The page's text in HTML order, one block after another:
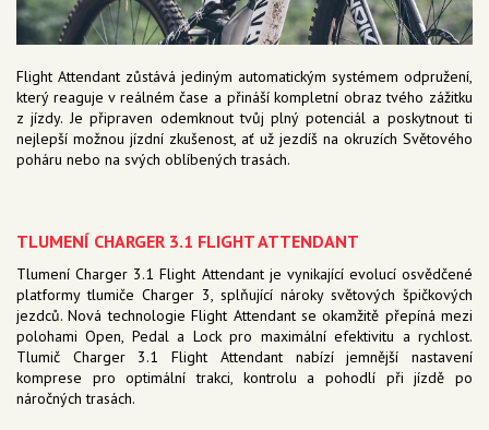
Flight Attendant zůstává jediným automatickým systémem odpružení,
který reaguje v reálném čase a přináší kompletní obraz tvého zážitku
z jízdy. Je připraven odemknout tvůj plný potenciál a poskytnout ti
nejlepší možnou jízdní zkušenost, ať už jezdíš na okruzích Světového
poháru nebo na svých oblíbených trasách.
TLUMENÍ CHARGER 3.1 FLIGHT ATTENDANT
Tlumení Charger 3.1 Flight Attendant je vynikající evolucí osvědčené
platformy tlumiče Charger 3, splňující nároky světových špičkových
jezdců. Nová technologie Flight Attendant se okamžitě přepíná mezi
polohami Open, Pedal a Lock pro maximální efektivitu a rychlost.
Tlumič Charger 3.1 Flight Attendant nabízí jemnější nastavení
komprese pro optimální trakci, kontrolu a pohodlí při jízdě po
náročných trasách.